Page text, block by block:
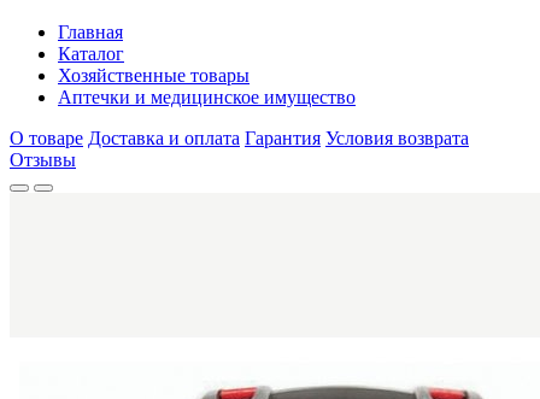
Главная
Каталог
Хозяйственные товары
Аптечки и медицинское имущество
О товаре Доставка и оплата Гарантия Условия возврата
Отзывы